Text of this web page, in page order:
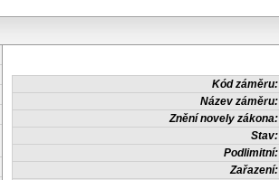
Kód záměru:
Název záměru:
Znění novely zákona:
Stav:
Podlimitní:
Zařazení: